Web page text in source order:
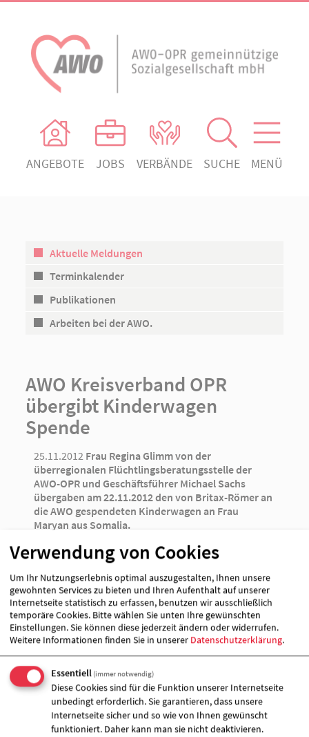
ANGEBOTE JOBS VERBÄNDE SUCHE MENÜ
AWO Ortsverein Rheinsberg
Aktuelle Meldungen
Terminkalender
Publikationen
Arbeiten bei der AWO.
AWO Kreisverband OPR
übergibt Kinderwagen
Spende
25.11.2012 Frau Regina Glimm von der
überregionalen Flüchtlingsberatungsstelle der
AWO-OPR und Geschäftsführer Michael Sachs
übergaben am 22.11.2012 den von Britax-Römer an
die AWO gespendeten Kinderwagen an Frau
Maryan aus Somalia.
Verwendung von Cookies
Um Ihr Nutzungserlebnis optimal auszugestalten, Ihnen unsere
gewohnten Services zu bieten und Ihren Aufenthalt auf unserer
Internetseite statistisch zu erfassen, benutzen wir ausschließlich
temporäre Cookies. Bitte wählen Sie unten Ihre gewünschten
Einstellungen. Sie können diese jederzeit ändern oder widerrufen.
Weitere Informationen finden Sie in unserer Datenschutzerklärung.
Essentiell (immer notwendig)
Diese Cookies sind für die Funktion unserer Internetseite
unbedingt erforderlich. Sie garantieren, dass unsere
Internetseite sicher und so wie von Ihnen gewünscht
funktioniert. Daher kann man sie nicht deaktivieren.